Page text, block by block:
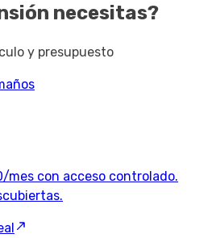
necesitas?
y presupuesto
mes con acceso controlado.